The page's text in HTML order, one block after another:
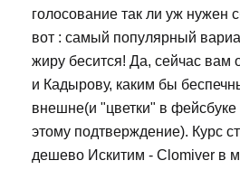
голосование так ли уж нужен
вот : самый популярный
жиру бесится! Да, сейчас вам
и Кадырову, каким бы
внешне(и "цветки" в
этому подтверждение). Курс
дешево Искитим - Clomiver в